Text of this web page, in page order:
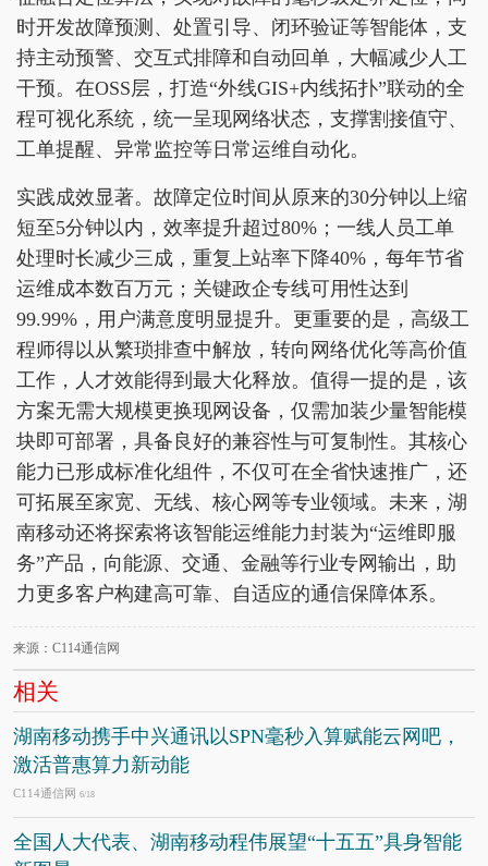
时开发故障预测、处置引导、闭环验证等智能体，支
持主动预警、交互式排障和自动回单，大幅减少人工
干预。在OSS层，打造“外线GIS+内线拓扑”联动的全
程可视化系统，统一呈现网络状态，支撑割接值守、
工单提醒、异常监控等日常运维自动化。
实践成效显著。故障定位时间从原来的30分钟以上缩
短至5分钟以内，效率提升超过80%；一线人员工单
处理时长减少三成，重复上站率下降40%，每年节省
运维成本数百万元；关键政企专线可用性达到
99.99%，用户满意度明显提升。更重要的是，高级工
程师得以从繁琐排查中解放，转向网络优化等高价值
工作，人才效能得到最大化释放。值得一提的是，该
方案无需大规模更换现网设备，仅需加装少量智能模
块即可部署，具备良好的兼容性与可复制性。其核心
能力已形成标准化组件，不仅可在全省快速推广，还
可拓展至家宽、无线、核心网等专业领域。未来，湖
南移动还将探索将该智能运维能力封装为“运维即服
务”产品，向能源、交通、金融等行业专网输出，助
力更多客户构建高可靠、自适应的通信保障体系。
来源：C114通信网
相关
湖南移动携手中兴通讯以SPN毫秒入算赋能云网吧，
激活普惠算力新动能
C114通信网 6/18
全国人大代表、湖南移动程伟展望“十五五”具身智能